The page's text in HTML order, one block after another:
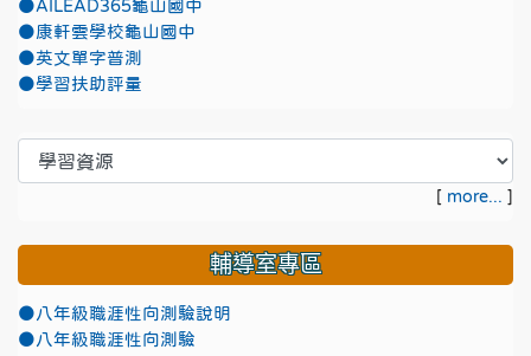
●AILEAD365龜山國中
●康軒雲學校龜山國中
●英文單字普測
●學習扶助評量
[ more... ]
輔導室專區
●八年級職涯性向測驗說明
●八年級職涯性向測驗